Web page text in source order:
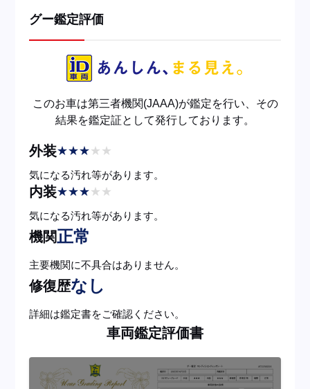
グー鑑定評価
このお車は第三者機関(JAAA)が鑑定を行い、その
結果を鑑定証として発行しております。
外装★★★★ ★
気になる汚れ等があります。
内装★★★★ ★
気になる汚れ等があります。
機関正常
主要機関に不具合はありません。
修復歴なし
詳細は鑑定書をご確認ください。
車両鑑定評価書